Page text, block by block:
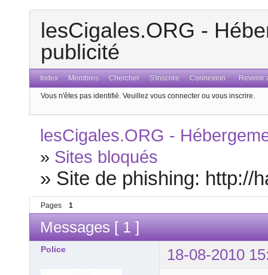
lesCigales.ORG -
publicité
Index Membres Chercher S'inscrire Connexion Revenir
Vous n'êtes pas identifié. Veuillez vous connecter ou vous inscrire.
lesCigales.ORG -
» Sites bloqués
» Site de phishing: http://
Pages 1
Messages [ 1 ]
Police 18-08-2010